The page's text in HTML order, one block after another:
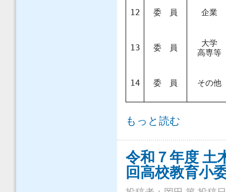
12 委 員 企業
13 委 員
大学
高専等
14 委 員 その他
令和７年度（2025年） 土木学会
もっと読む
令和７年度 土
回高校教育小